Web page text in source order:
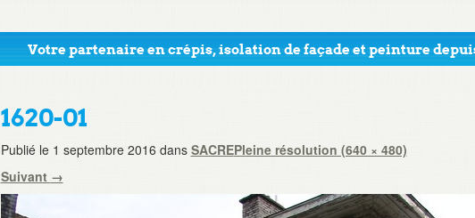
Votre partenaire en crépis, isolation de façade et peinture depuis
1620-01
Publié le 1 septembre 2016 dans SACREPleine résolution (640 × 480)
Suivant →